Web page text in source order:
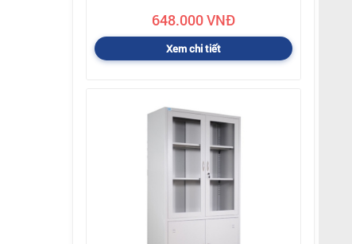
648.000 VNĐ
Xem chi tiết